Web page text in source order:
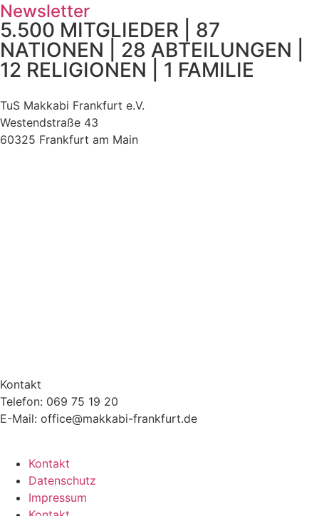
Newsletter
5.500 MITGLIEDER | 87
NATIONEN | 28 ABTEILUNGEN |
12 RELIGIONEN | 1 FAMILIE
TuS Makkabi Frankfurt e.V.
Westendstraße 43
60325 Frankfurt am Main
Kontakt
Telefon: 069 75 19 20
E-Mail: office@makkabi-frankfurt.de
Kontakt
Datenschutz
Impressum